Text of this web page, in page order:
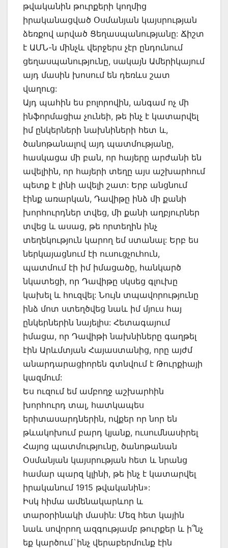
թվականին թուրքերի կողմից
իրականացված Օսմանյան կայսրության
ձեռքով արված Ցեղասպանությանը: Ճիշտ
է ԱՄՆ-ն մինչև վերջերս չէր ընդունում
ցեղասպանությունը, սակայն Ամերիկայում
այդ մասին խոսում են դեռևս շատ
վաղուց:
Այդ պահին ես բոլորովին, անգամ ոչ մի
ինֆորմացիա չունեի, թե ինչ է կատարվել
իմ ընկերների նախնիների հետ և,
ծանոթանալով այդ պատմությանը,
հասկացա մի բան, որ հայերը արժանի են
ավելիին, որ հայերի տեղը այս աշխարհում
պետք է լինի ավելի շատ: Երբ անցնում
էինք առարկան, Դավիթը ինձ մի քանի
խորհուրդներ տվեց, մի քանի աղբյուրներ
տվեց և ասաց, թե որտեղին ինչ
տեղեկություն կարող եմ ստանալ: Երբ ես
ներկայացնում էի ուսուցչուհուն,
պատմում էի իմ իմացածը, հանկարծ
նկատեցի, որ Դավիթը սկսեց գլուխը
կախել և հուզվել: Նույն տպավորությունը
ինձ մոտ ստեղծվեց նաև իմ մյուս հայ
ընկերներին նայելիս: Հետագայում
իմացա, որ Դավիթի նախնիները գաղթել
էին Արևմտյան Հայաստանից, որը այժմ
անարդարացիորեն գտնվում է Թուրքիայի
կազմում:
Ես ուզում եմ ամբողջ աշխարհին
խորհուրդ տալ, հատկապես
երիտասարդներին, ովքեր որ նոր են
թևակոխում բարդ կյանք, ուսումնասիրել
Հայոց պատմությունը, ծանոթանան
Օսմանյան կայսրության հետ և նրանց
համար պարզ կլինի, թե ինչ է կատարվել
իրականում 1915 թվականին»:
Իսկ հիմա ամենակարևոր և
տարօրինակի մասին: Մեզ հետ կային
նաև սովորող ազգությամբ թուրքեր և ի՞նչ
եք կարծում`ինչ վերաբերմունք էին